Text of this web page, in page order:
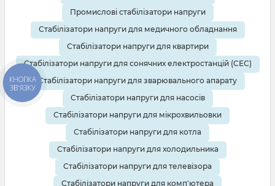
Промислові стабілізатори напруги
Стабілізатори напруги для медичного обладнання
Стабілізатори напруги для квартири
Стабілізатори напруги для сонячних електростанцій (СЕС)
Стабілізатори напруги для зварювального апарату
Стабілізатори напруги для насосів
Стабілізатори напруги для мікрохвильовки
Стабілізатори напруги для котла
Стабілізатори напруги для холодильника
Стабілізатори напруги для телевізора
Стабілізатори напруги для комп'ютера
КНОПКА
ЗВ'ЯЗКУ